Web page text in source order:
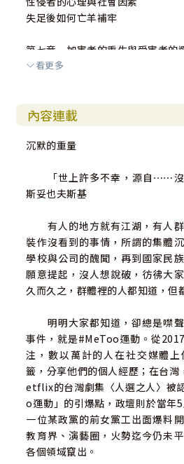
失足後如何亡羊補牢
第七章 加害者的重生與受害者的
一、為何我們要談加害者？
第八章 在泥濘中重生：走出創傷
胡瑞芝
立或切斷自己
二、神經心理學所看見的創傷
四、談論創傷可能很重要，陪伴
第九章 當操控成為風潮：PUA
的關聯／真哪噠編輯部
一、父權結構下的「默許暴力」
三、當「人」變成工具
四、模糊邊界與修復困境
五、可延伸的討論面向
結語：我們能不能選擇更健康的關
第十章 你我都需要遠離霸凌的邊
一、從作弄、越界開始
二、霸凌的面貌：為什麼傷害持
三、霸凌的多樣性：類型、案例及
看更多
內容連載
沉默的重量
「世上許多不幸，源自⋯⋯沒
斯妥也夫斯基
有人的地方就有江湖，有人群
裝作沒看到的事情，所謂的集體
學校與公司的醜聞，再到國家民
願意提起，沒人想說破，彷彿大
久而久之，群體裡的人都知道，但
明明大家都知道，卻總是噤聲
事件，就是#MeToo運動。從
注，數以萬計的人在社交媒體
籤，分享他們的個人經歷；在台
etflix的台灣劇集〈人選之人〉被
o運動」的引爆點，政壇則於當年
一位某政黨的前女黨工出面爆料
教育界、演藝圈，火勢迄今仍未
各個領域竄出。